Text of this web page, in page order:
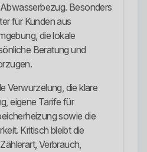
Besonders
für Kunden aus
die lokale
Beratung und
Verwurzelung, die klare
eigene Tarife für
sowie die
Kritisch bleibt die
Verbrauch,